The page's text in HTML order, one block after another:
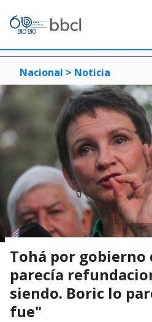
Nacional > Noticia
Tohá por gobierno
parecía
siendo. Boric lo
fue"